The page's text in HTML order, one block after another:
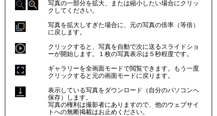
写真の一部分を拡大、または縮小したい場合にクリッ
クしてください。
写真を拡大しすぎた場合に、元の写真の倍率（等倍）
に戻します。
クリックすると、写真を自動で次に送るスライドショ
ーが開始します。１枚の写真表示は５秒程度です。
ギャラリーを全画面モードで閲覧できます。もう一度
クリックすると元の画面モードに戻ります。
表示している写真をダウンロード（自分のパソコンへ
保存）します。
写真の権利は撮影者にありますので、他のウェブサイ
トへの無断掲載はお止めください。